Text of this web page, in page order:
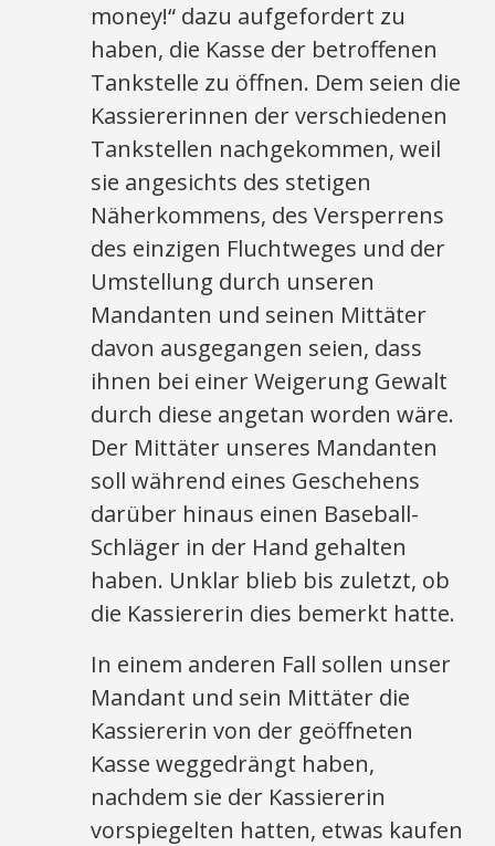
money!“ dazu aufgefordert zu
haben, die Kasse der betroffenen
Tankstelle zu öffnen. Dem seien die
Kassiererinnen der verschiedenen
Tankstellen nachgekommen, weil
sie angesichts des stetigen
Näherkommens, des Versperrens
des einzigen Fluchtweges und der
Umstellung durch unseren
Mandanten und seinen Mittäter
davon ausgegangen seien, dass
ihnen bei einer Weigerung Gewalt
durch diese angetan worden wäre.
Der Mittäter unseres Mandanten
soll während eines Geschehens
darüber hinaus einen Baseball-
Schläger in der Hand gehalten
haben. Unklar blieb bis zuletzt, ob
die Kassiererin dies bemerkt hatte.
In einem anderen Fall sollen unser
Mandant und sein Mittäter die
Kassiererin von der geöffneten
Kasse weggedrängt haben,
nachdem sie der Kassiererin
vorspiegelten hatten, etwas kaufen